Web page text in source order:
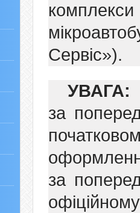
Сервіс»).
УВАГА:
за
за